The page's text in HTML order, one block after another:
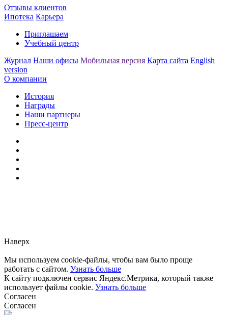
Отзывы клиентов
Ипотека Карьера
Приглашаем
Учебный центр
Журнал Наши офисы Мобильная версия Карта сайта English
version
О компании
История
Награды
Наши партнеры
Пресс-центр
Наверх
Мы используем cookie-файлы, чтобы вам было проще
работать с сайтом. Узнать больше
К сайту подключен сервис Яндекс.Метрика, который также
использует файлы cookie. Узнать больше
Согласен
Согласен